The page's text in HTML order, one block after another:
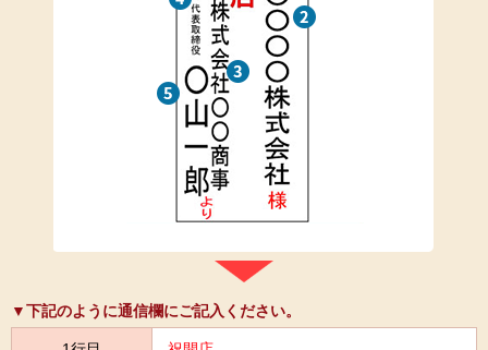
▼下記のように通信欄にご記入ください。